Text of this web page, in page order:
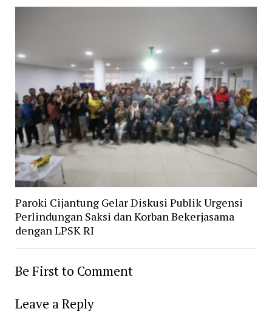
Paroki Cijantung Gelar Diskusi Publik Urgensi
Perlindungan Saksi dan Korban Bekerjasama
dengan LPSK RI
Be First to Comment
Leave a Reply